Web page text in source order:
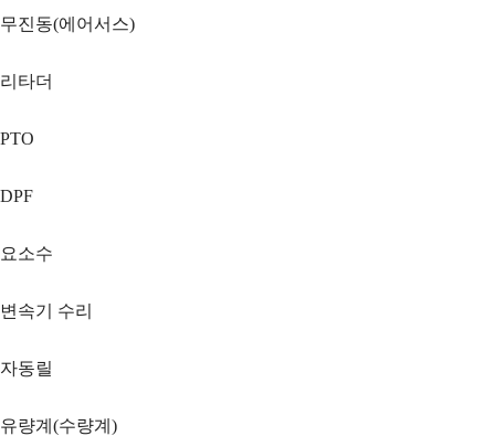
무진동(에어서스)
리타더
PTO
DPF
요소수
변속기 수리
자동릴
유량계(수량계)